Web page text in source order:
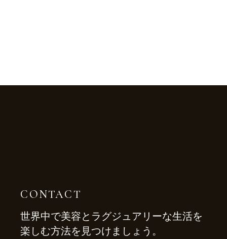
CONTACT
世界中で美容とラグジュアリーな生活を
楽しむ方法を見つけましょう。